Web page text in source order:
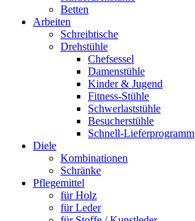
Betten
Arbeiten
Schreibtische
Drehstühle
Chefsessel
Damenstühle
Kinder & Jugend
Fitness-Stühle
Schwerlaststühle
Besucherstühle
Schnell-Lieferprogramm
Diele
Kombinationen
Schränke
Pflegemittel
für Holz
für Leder